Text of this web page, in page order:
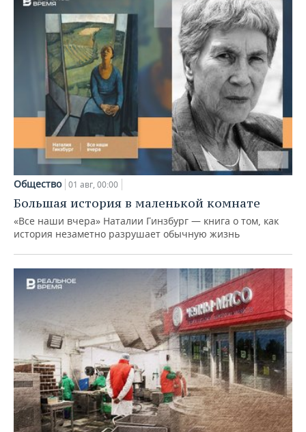
Общество 01 авг, 00:00
Большая история в маленькой комнате
«Все наши вчера» Наталии Гинзбург — книга о том, как
история незаметно разрушает обычную жизнь